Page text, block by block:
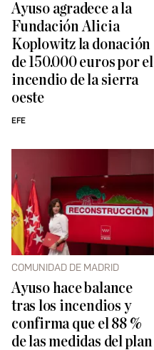
Ayuso agradece a la
Fundación Alicia
Koplowitz la donación
de 150.000 euros por el
incendio de la sierra
oeste
EFE
COMUNIDAD DE MADRID
Ayuso hace balance
tras los incendios y
confirma que el 88 %
de las medidas del plan